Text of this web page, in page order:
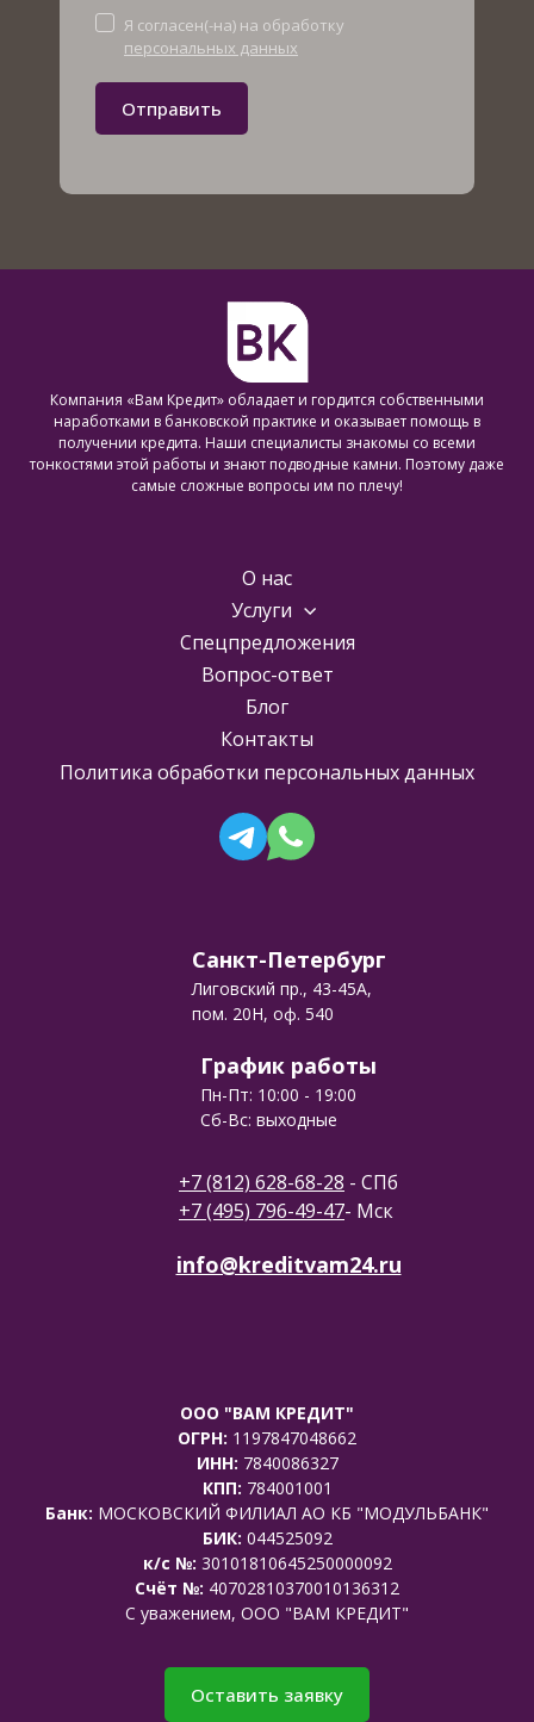
Отправить
Я согласен(-на) на обработку
персональных данных
Компания «Вам Кредит» обладает и гордится собственными
наработками в банковской практике и оказывает помощь в
получении кредита. Наши специалисты знакомы со всеми
тонкостями этой работы и знают подводные камни. Поэтому даже
самые сложные вопросы им по плечу!
О нас
Услуги
Спецпредложения
Вопрос-ответ
Блог
Контакты
Политика обработки персональных данных
Санкт-Петербург
Лиговский пр., 43-45А,
пом. 20Н, оф. 540
График работы
Пн-Пт: 10:00 - 19:00
Сб-Вс: выходные
+7 (812) 628-68-28 - СПб
+7 (495) 796-49-47- Мск
info@kreditvam24.ru
ООО "ВАМ КРЕДИТ"
ОГРН: 1197847048662
ИНН: 7840086327
КПП: 784001001
Банк: МОСКОВСКИЙ ФИЛИАЛ АО КБ "МОДУЛЬБАНК"
БИК: 044525092
к/с №: 30101810645250000092
Счёт №: 40702810370010136312
C уважением, ООО "ВАМ КРЕДИТ"
Оставить заявку